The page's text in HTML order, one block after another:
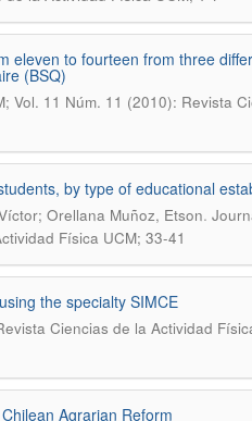
eleven to fourteen from three
(BSQ)
Vol. 11 Núm. 11 (2010): Revista
by type of educational
Orellana Muñoz, Etson.
Física UCM; 33-41
the specialty SIMCE
Ciencias de la Actividad
Agrarian Reform